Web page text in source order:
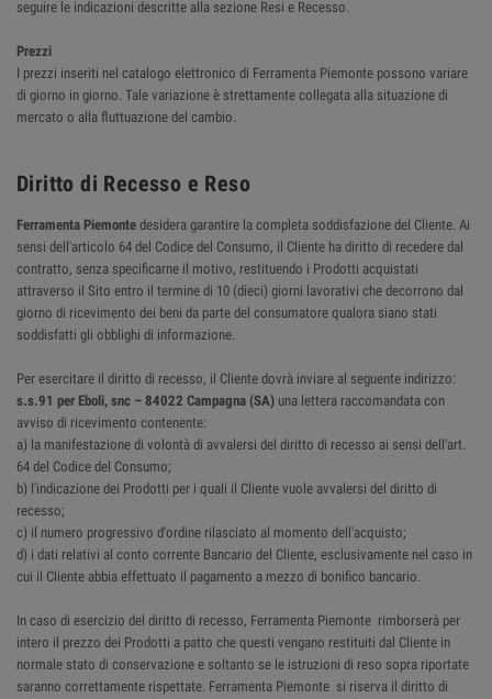
seguire le indicazioni descritte alla sezione Resi e Recesso.
Prezzi
I prezzi inseriti nel catalogo elettronico di Ferramenta Piemonte possono variare
di giorno in giorno. Tale variazione è strettamente collegata alla situazione di
mercato o alla fluttuazione del cambio.
Diritto di Recesso e Reso
Ferramenta Piemonte desidera garantire la completa soddisfazione del Cliente. Ai
sensi dell'articolo 64 del Codice del Consumo, il Cliente ha diritto di recedere dal
contratto, senza specificarne il motivo, restituendo i Prodotti acquistati
attraverso il Sito entro il termine di 10 (dieci) giorni lavorativi che decorrono dal
giorno di ricevimento dei beni da parte del consumatore qualora siano stati
soddisfatti gli obblighi di informazione.
Per esercitare il diritto di recesso, il Cliente dovrà inviare al seguente indirizzo:
s.s.91 per Eboli, snc – 84022 Campagna (SA) una lettera raccomandata con
avviso di ricevimento contenente:
a) la manifestazione di volontà di avvalersi del diritto di recesso ai sensi dell'art.
64 del Codice del Consumo;
b) l'indicazione dei Prodotti per i quali il Cliente vuole avvalersi del diritto di
recesso;
c) il numero progressivo d'ordine rilasciato al momento dell'acquisto;
d) i dati relativi al conto corrente Bancario del Cliente, esclusivamente nel caso in
cui il Cliente abbia effettuato il pagamento a mezzo di bonifico bancario.
In caso di esercizio del diritto di recesso, Ferramenta Piemonte rimborserà per
intero il prezzo dei Prodotti a patto che questi vengano restituiti dal Cliente in
normale stato di conservazione e soltanto se le istruzioni di reso sopra riportate
saranno correttamente rispettate. Ferramenta Piemonte si riserva il diritto di